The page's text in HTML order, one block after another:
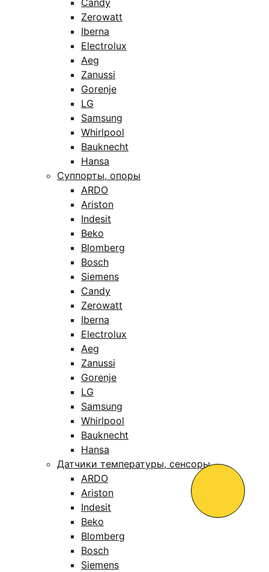
Candy
Zerowatt
Iberna
Electrolux
Aeg
Zanussi
Gorenje
LG
Samsung
Whirlpool
Bauknecht
Hansa
Суппорты, опоры
ARDO
Ariston
Indesit
Beko
Blomberg
Bosch
Siemens
Candy
Zerowatt
Iberna
Electrolux
Aeg
Zanussi
Gorenje
LG
Samsung
Whirlpool
Bauknecht
Hansa
Датчики температуры, сенсоры
ARDO
Ariston
Indesit
Beko
Blomberg
Bosch
Siemens